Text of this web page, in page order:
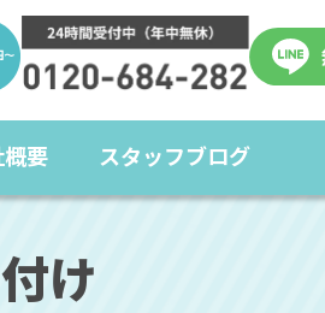
要 スタッフブログ
け